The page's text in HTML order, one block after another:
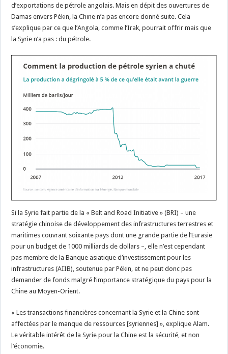
d’exportations de pétrole angolais. Mais en dépit des ouvertures de
Damas envers Pékin, la Chine n’a pas encore donné suite. Cela
s’explique par ce que l’Angola, comme l’Irak, pourrait offrir mais que
la Syrie n’a pas : du pétrole.
Si la Syrie fait partie de la « Belt and Road Initiative » (BRI) – une
stratégie chinoise de développement des infrastructures terrestres et
maritimes couvrant soixante pays dont une grande partie de l’Eurasie
pour un budget de 1000 milliards de dollars –, elle n’est cependant
pas membre de la Banque asiatique d’investissement pour les
infrastructures (AIIB), soutenue par Pékin, et ne peut donc pas
demander de fonds malgré l’importance stratégique du pays pour la
Chine au Moyen-Orient.
« Les transactions financières concernant la Syrie et la Chine sont
affectées par le manque de ressources [syriennes] », explique Alam.
Le véritable intérêt de la Syrie pour la Chine est la sécurité, et non
l’économie.